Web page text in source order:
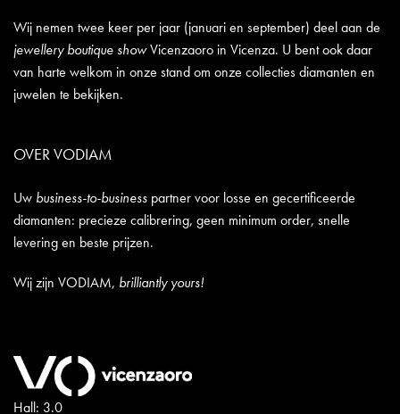
Wij nemen twee keer per jaar (januari en september) deel aan de
jewellery boutique showVicenzaoro in Vicenza. U bent ook daar
van harte welkom in onze stand om onze collecties diamanten en
juwelen te bekijken.
OVER VODIAM
Uw business-to-business partner voor losse en gecertificeerde
diamanten: precieze calibrering, geen minimum order, snelle
levering en beste prijzen.
Wij zijn VODIAM, brilliantly yours!
Hall: 3.0